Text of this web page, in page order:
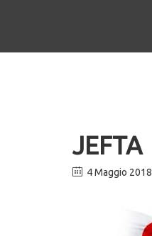
JEFTA
4 Maggio 2018